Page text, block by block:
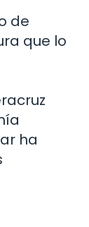
de
que lo
ha